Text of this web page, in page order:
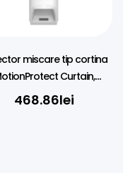
miscare tip cortina
Curtain,
wireless, alb – AJAX
468.86lei